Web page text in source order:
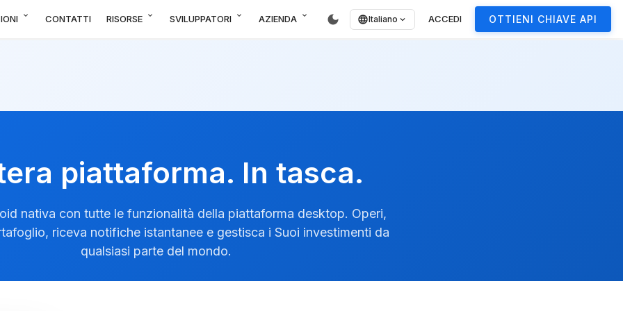
expand_more CONTATTI RISORSE expand_more SVILUPPATORI expand_more AZIENDA expand_more dark_mode languageItaliano expand_more ACCEDI OTTIENI CHIAVE API
piattaforma. In tasca.
nativa con tutte le funzionalità della piattaforma desktop. Operi,
riceva notifiche istantanee e gestisca i Suoi investimenti da
qualsiasi parte del mondo.